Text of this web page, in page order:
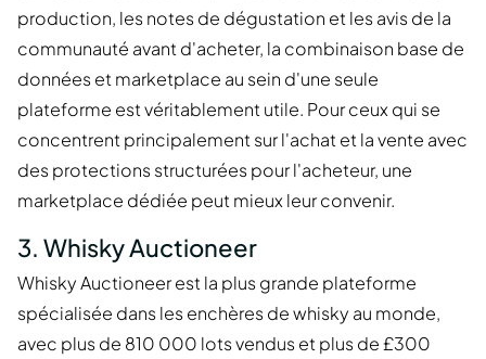
production, les notes de dégustation et les avis de la
communauté avant d'acheter, la combinaison base de
données et marketplace au sein d'une seule
plateforme est véritablement utile. Pour ceux qui se
concentrent principalement sur l'achat et la vente avec
des protections structurées pour l'acheteur, une
marketplace dédiée peut mieux leur convenir.
3. Whisky Auctioneer
Whisky Auctioneer est la plus grande plateforme
spécialisée dans les enchères de whisky au monde,
avec plus de 810 000 lots vendus et plus de £300